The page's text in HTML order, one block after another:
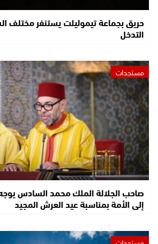
حريق بجماعة تيموليلت يستنفر مختلف
التدخل
مستجدات
صاحب الجلالة الملك محمد السادس
إلى الأمة بمناسبة عيد العرش المجيد